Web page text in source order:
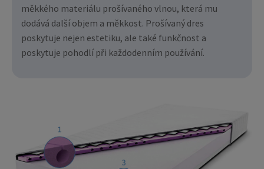
měkkého materiálu prošívaného vlnou, která mu
dodává další objem a měkkost. Prošívaný dres
poskytuje nejen estetiku, ale také funkčnost a
poskytuje pohodlí při každodenním používání.